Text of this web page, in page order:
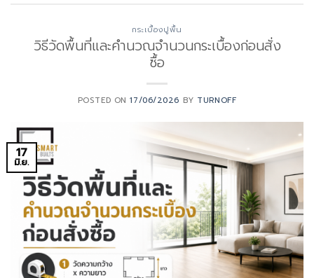
กระเบื้องปูพื้น
วิธีวัดพื้นที่และคำนวณจำนวนกระเบื้องก่อนสั่ง
ซื้อ
POSTED ON17/06/2026 BY TURNOFF
17
มิ.ย.